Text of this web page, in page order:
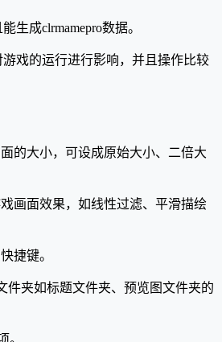
生成clrmamepro数据。
戏的运行进行影响，并且操作比较
的大小，可设成原始大小、二倍大
画面效果，如线性过滤、平滑描绘
捷键。
件夹如标题文件夹、预览图文件夹的
。